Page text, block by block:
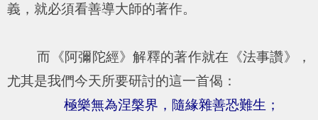
義，就必須看善導大師的著作。
而《阿彌陀經》解釋的著作就在《法事讚》，
尤其是我們今天所要研討的這一首偈：
極樂無為涅槃界，隨緣雜善恐難生；